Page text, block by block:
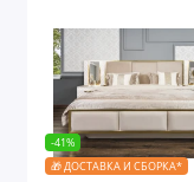
-41%
🎁 ДОСТАВКА И СБОРКА*